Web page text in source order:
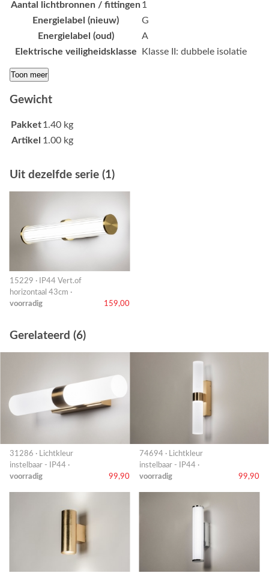
Aantal lichtbronnen / fittingen 1
Energielabel (nieuw)
G
Energielabel (oud)
A
Elektrische veiligheidsklasse
Klasse II: dubbele isolatie
Toon meer
Gewicht
Pakket1.40 kg
Artikel 1.00 kg
Uit dezelfde serie (1)
15229 · IP44 Vert.of
horizontaal 43cm ·
voorradig
159,00
Gerelateerd (6)
31286 · Lichtkleur
instelbaar - IP44 ·
voorradig
99,90
74694 · Lichtkleur
instelbaar - IP44 ·
voorradig
99,90